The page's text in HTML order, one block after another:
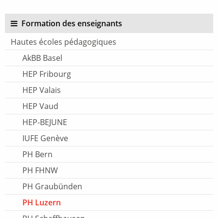
Formation des enseignants
Hautes écoles pédagogiques
AkBB Basel
HEP Fribourg
HEP Valais
HEP Vaud
HEP-BEJUNE
IUFE Genève
PH Bern
PH FHNW
PH Graubünden
PH Luzern